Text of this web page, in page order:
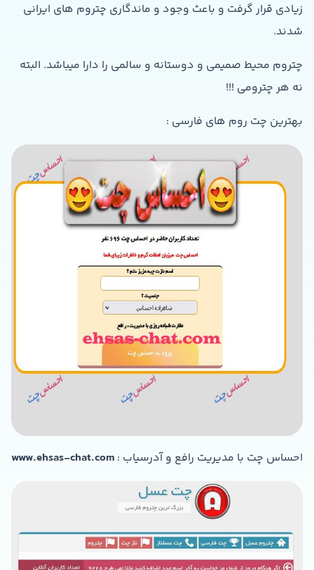
زیادی قرار گرفت و باعث وجود و ماندگاری چتروم های ایرانی
شدند.
چتروم محیط صمیمی و دوستانه و سالمی را دارا میباشد. البته
نه هر چترومی !!!
بهترین چت روم های فارسی :
احساس چت با مدیریت رافع و آدرسیاب : www.ehsas-chat.com